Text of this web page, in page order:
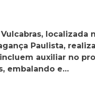
localizada
Paulista,
auxiliar no
embalando e…